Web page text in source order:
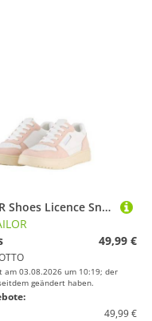
TOM TAILOR Shoes Licence Sneaker (1-tlg) Sneaker mit Colour-Blocking
49,99 €
03.08.2026 um 10:19; der
geändert haben.
49,99 €